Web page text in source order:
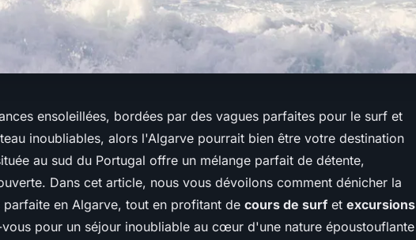
ensoleillées, bordées par des vagues parfaites pour le surf et
inoubliables, alors l'Algarve pourrait bien être votre destination
au sud du Portugal offre un mélange parfait de détente,
Dans cet article, nous vous dévoilons comment dénicher la
en Algarve, tout en profitant de cours de surf et excursions
pour un séjour inoubliable au cœur d'une nature époustouflante